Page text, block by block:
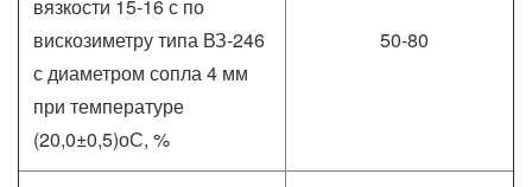
вязкости 15-16 с по
вискозиметру типа ВЗ-246
с диаметром сопла 4 мм
при температуре
(20,0±0,5)оС, %
50-80